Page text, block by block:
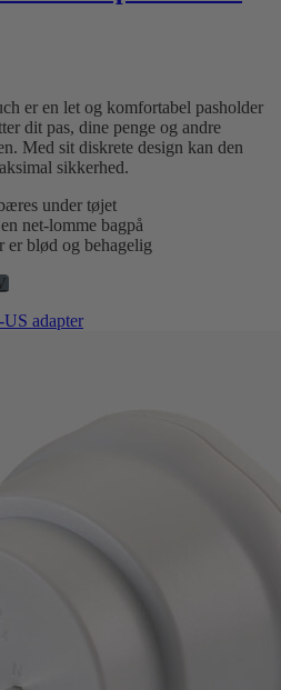
kr..
er en let og komfortabel pasholder
dit pas, dine penge og andre
Med sit diskrete design kan den
sikkerhed.
under tøjet
net-lomme bagpå
er blød og behagelig